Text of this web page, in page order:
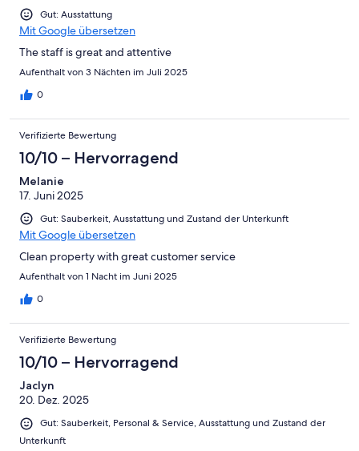
Gut: Ausstattung
Mit Google übersetzen
The staff is great and attentive
Aufenthalt von 3 Nächten im Juli 2025
0
Verifizierte Bewertung
10/10 – Hervorragend
Melanie
17. Juni 2025
Gut: Sauberkeit, Ausstattung und Zustand der Unterkunft
Mit Google übersetzen
Clean property with great customer service
Aufenthalt von 1 Nacht im Juni 2025
0
Verifizierte Bewertung
10/10 – Hervorragend
Jaclyn
20. Dez. 2025
Gut: Sauberkeit, Personal & Service, Ausstattung und Zustand der
Unterkunft